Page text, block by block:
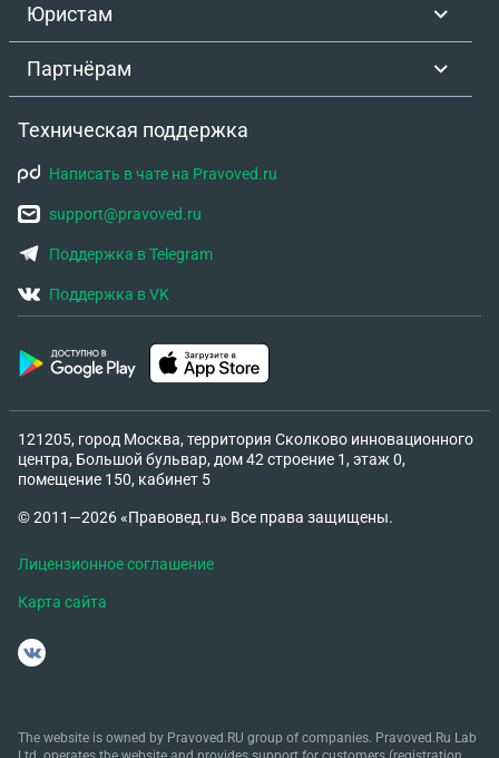
Юристам
Партнёрам
Техническая поддержка
Написать в чате на Pravoved.ru
support@pravoved.ru
Поддержка в Telegram
Поддержка в VK
121205, город Москва, территория Сколково инновационного
центра, Большой бульвар, дом 42 строение 1, этаж 0,
помещение 150, кабинет 5
© 2011—2026 «Правовед.ru» Все права защищены.
Лицензионное соглашение
Карта сайта
The website is owned by Pravoved.RU group of companies. Pravoved.Ru Lab